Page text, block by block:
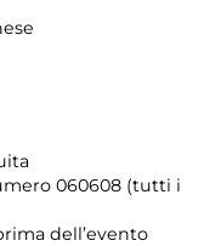
060608 (tutti i
dell’evento